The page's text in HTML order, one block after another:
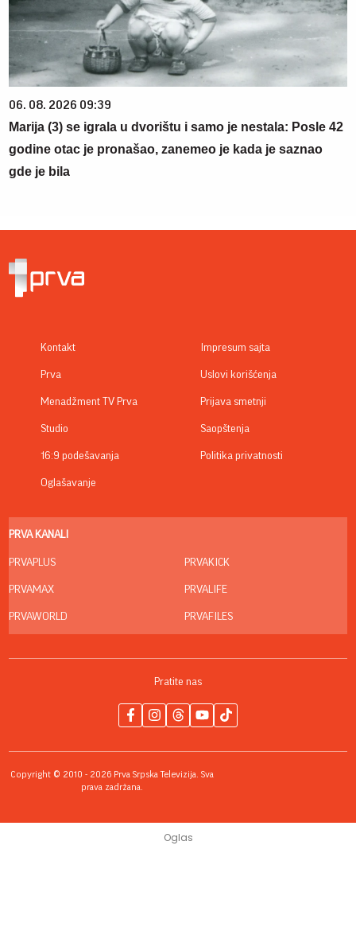
06. 08. 2026 09:39
Marija (3) se igrala u dvorištu i samo je nestala: Posle 42
godine otac je pronašao, zanemeo je kada je saznao
gde je bila
Kontakt
Prva
Menadžment TV Prva
Studio
16:9 podešavanja
Oglašavanje
Impresum sajta
Uslovi korišćenja
Prijava smetnji
Saopštenja
Politika privatnosti
PRVA KANALI
PRVAPLUS
PRVAMAX
PRVAWORLD
PRVAKICK
PRVALIFE
PRVAFILES
Pratite nas
Copyright © 2010 - 2026 Prva Srpska Televizija. Sva
prava zadržana.